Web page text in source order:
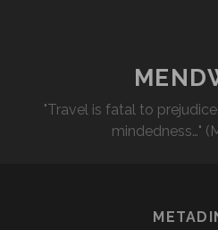
"Travel is fatal to
mindedness…"